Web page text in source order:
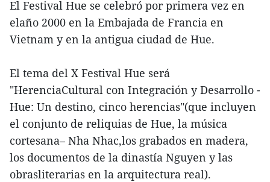
El Festival Hue se celebró por primera vez en
elaño 2000 en la Embajada de Francia en
Vietnam y en la antigua ciudad de Hue.
El tema del X Festival Hue será
"HerenciaCultural con Integración y Desarrollo -
Hue: Un destino, cinco herencias"(que incluyen
el conjunto de reliquias de Hue, la música
cortesana– Nha Nhac,los grabados en madera,
los documentos de la dinastía Nguyen y las
obrasliterarias en la arquitectura real).